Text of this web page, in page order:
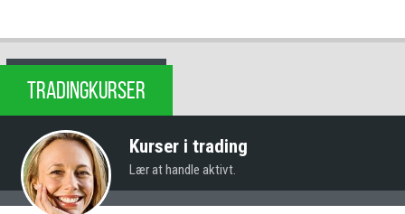
TRADINGKURSER
Kurser i trading
Lær at handle aktivt.